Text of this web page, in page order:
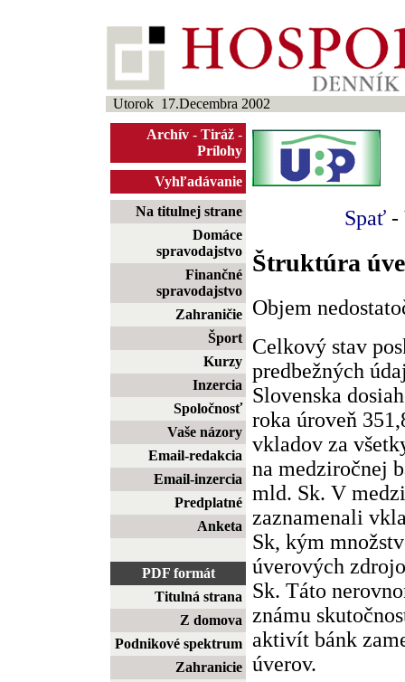
Utorok 17.Decembra 2002
Archív - Tiráž -
Prílohy
Vyhľadávanie
Na titulnej strane
Domáce
spravodajstvo
Finančné
spravodajstvo
Zahraničie
Šport
Kurzy
Inzercia
Spoločnosť
Vaše názory
Email-redakcia
Email-inzercia
Predplatné
Anketa
PDF formát
Titulná strana
Z domova
Podnikové spektrum
Zahranicie
Spať -
Štruktúra
Objem
Celkový stav
predbežných
Slovenska
roka úroveň
vkladov za
na medziročnej
mld. Sk. V
zaznamenali
Sk, kým
úverových
Sk. Táto
známu
aktivít bánk
úverov.